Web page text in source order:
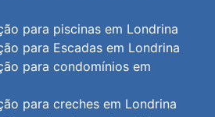
para piscinas em Londrina
para Escadas em Londrina
para condomínios em
para creches em Londrina